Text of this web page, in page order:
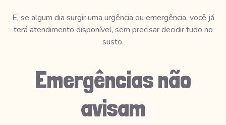
E, se algum dia surgir uma urgência ou emergência, você já
terá atendimento disponível, sem precisar decidir tudo no
susto.
Emergências não
avisam